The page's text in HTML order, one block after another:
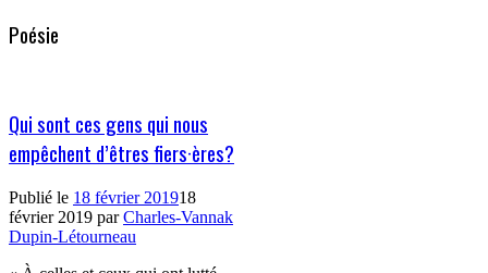
Poésie
Qui sont ces gens qui nous
empêchent d’êtres fiers·ères?
Publié le 18 février 201918
février 2019 parCharles-Vannak
Dupin-Létourneau